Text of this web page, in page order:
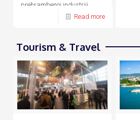
prehrambenoj industriji,
energetici, prometu, turizmu
Read more
Tourism & Travel